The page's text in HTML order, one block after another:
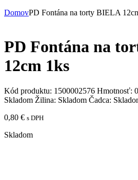
DomovPD Fontána na torty BIELA
PD Fontána na
12cm 1ks
Kód produktu: 1500002576 Hmotnosť:
Skladom Žilina: Skladom Čadca:
0,80 € s DPH
Skladom